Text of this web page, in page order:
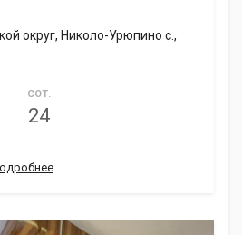
округ, Николо-Урюпино с.,
СОТ.
24